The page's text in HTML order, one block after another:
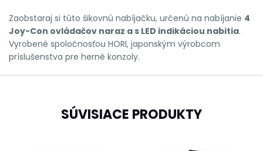
Zaobstaraj si túto šikovnú nabíjačku, určenú na nabíjanie 4
Joy-Con ovládačov naraz a s LED indikáciou nabitia.
Vyrobené spoločnosťou HORI, japonským výrobcom
príslušenstva pre herné konzoly.
SÚVISIACE PRODUKTY